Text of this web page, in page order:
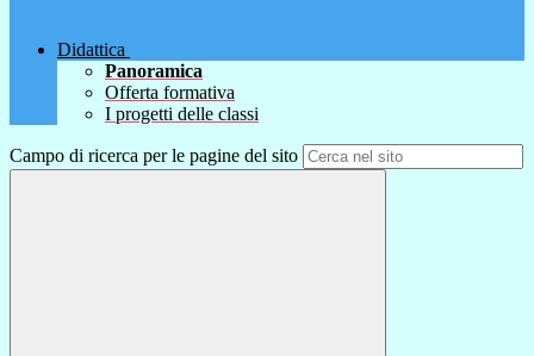
Didattica
Panoramica
Offerta formativa
I progetti delle classi
Campo di ricerca per le pagine del sito